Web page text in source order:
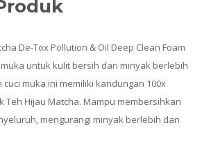
De-Tox Pollution & Oil Deep Clean Foam
untuk kulit bersih dari minyak berlebih
muka ini memiliki kandungan 100x
Teh Hijau Matcha. Mampu membersihkan
mengurangi minyak berlebih dan